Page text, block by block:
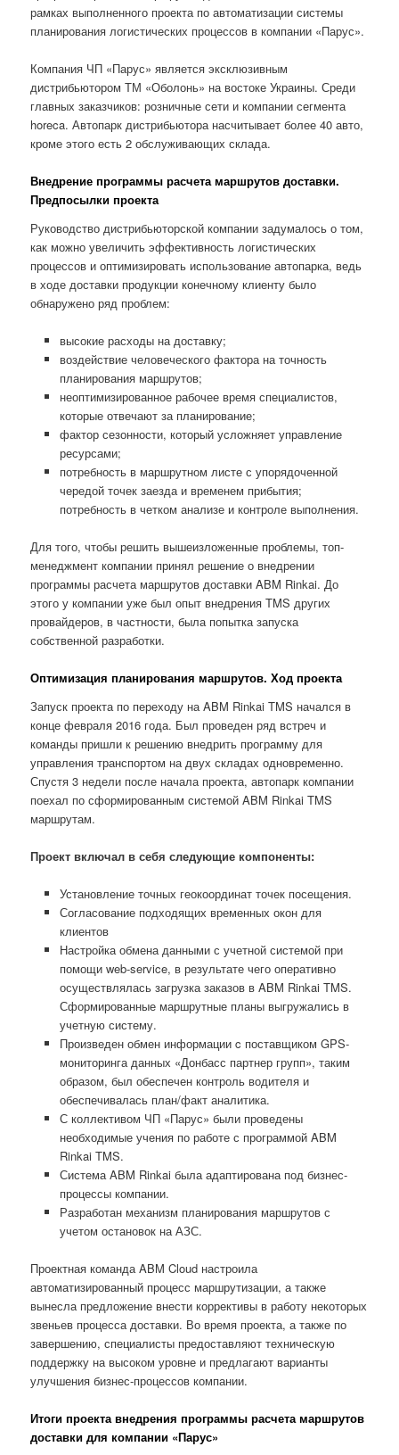
рамках выполненного проекта по автоматизации системы
планирования логистических процессов в компании «Парус».
Компания ЧП «Парус» является эксклюзивным
дистрибьютором ТМ «Оболонь» на востоке Украины. Среди
главных заказчиков: розничные сети и компании сегмента
horeca. Автопарк дистрибьютора насчитывает более 40 авто,
кроме этого есть 2 обслуживающих склада.
Внедрение программы расчета маршрутов доставки.
Предпосылки проекта
Руководство дистрибьюторской компании задумалось о том,
как можно увеличить эффективность логистических
процессов и оптимизировать использование автопарка, ведь
в ходе доставки продукции конечному клиенту было
обнаружено ряд проблем:
высокие расходы на доставку;
воздействие человеческого фактора на точность
планирования маршрутов;
неоптимизированное рабочее время специалистов,
которые отвечают за планирование;
фактор сезонности, который усложняет управление
ресурсами;
потребность в маршрутном листе с упорядоченной
чередой точек заезда и временем прибытия;
потребность в четком анализе и контроле выполнения.
Для того, чтобы решить вышеизложенные проблемы, топ-
менеджмент компании принял решение о внедрении
программы расчета маршрутов доставки ABM Rinkai. До
этого у компании уже был опыт внедрения TMS других
провайдеров, в частности, была попытка запуска
собственной разработки.
Оптимизация планирования маршрутов. Ход проекта
Запуск проекта по переходу на ABM Rinkai TMS начался в
конце февраля 2016 года. Был проведен ряд встреч и
команды пришли к решению внедрить программу для
управления транспортом на двух складах одновременно.
Спустя 3 недели после начала проекта, автопарк компании
поехал по сформированным системой ABM Rinkai TMS
маршрутам.
Проект включал в себя следующие компоненты:
Установление точных геокоординат точек посещения.
Согласование подходящих временных окон для
клиентов
Настройка обмена данными с учетной системой при
помощи web-service, в результате чего оперативно
осуществлялась загрузка заказов в ABM Rinkai TMS.
Сформированные маршрутные планы выгружались в
учетную систему.
Произведен обмен информации c поставщиком GPS-
мониторинга данных «Донбасс партнер групп», таким
образом, был обеспечен контроль водителя и
обеспечивалась план/факт аналитика.
С коллективом ЧП «Парус» были проведены
необходимые учения по работе с программой ABM
Rinkai TMS.
Система ABM Rinkai была адаптирована под бизнес-
процессы компании.
Разработан механизм планирования маршрутов с
учетом остановок на АЗС.
Проектная команда ABM Cloud настроила
автоматизированный процесс маршрутизации, а также
вынесла предложение внести коррективы в работу некоторых
звеньев процесса доставки. Во время проекта, а также по
завершению, специалисты предоставляют техническую
поддержку на высоком уровне и предлагают варианты
улучшения бизнес-процессов компании.
Итоги проекта внедрения программы расчета маршрутов
доставки для компании «Парус»